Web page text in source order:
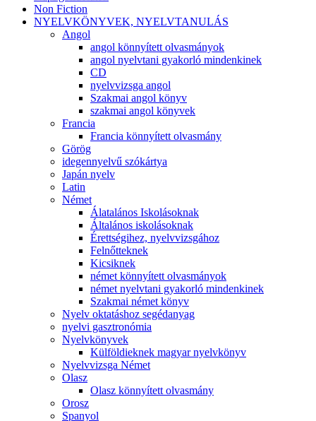
Non Fiction
NYELVKÖNYVEK, NYELVTANULÁS
Angol
angol könnyített olvasmányok
angol nyelvtani gyakorló mindenkinek
CD
nyelvvizsga angol
Szakmai angol könyv
szakmai angol könyvek
Francia
Francia könnyített olvasmány
Görög
idegennyelvű szókártya
Japán nyelv
Latin
Német
Álatalános Iskolásoknak
Általános iskolásoknak
Érettségihez, nyelvvizsgához
Felnőtteknek
Kicsiknek
német könnyített olvasmányok
német nyelvtani gyakorló mindenkinek
Szakmai német könyv
Nyelv oktatáshoz segédanyag
nyelvi gasztronómia
Nyelvkönyvek
Külföldieknek magyar nyelvkönyv
Nyelvvizsga Német
Olasz
Olasz könnyített olvasmány
Orosz
Spanyol